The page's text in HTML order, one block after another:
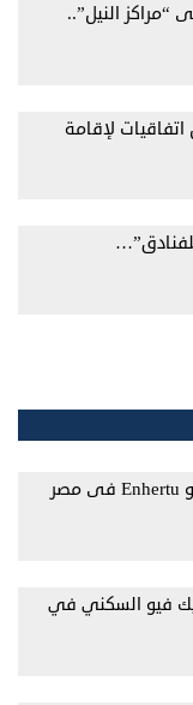
“مراكز النيل”..
لإقامة
أسترازينيكا تطلق دواء إنهرتو Enhertu فى مصر
فيو السكني في